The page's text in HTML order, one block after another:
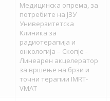
Медицинска опрема, за
потребите на ЈЗУ
Универзитетска
Клиника за
радиотерапија и
онкологија – Скопје -
Линеарен акцелератор
за вршење на брзи и
точни терапии IMRT-
VMAT